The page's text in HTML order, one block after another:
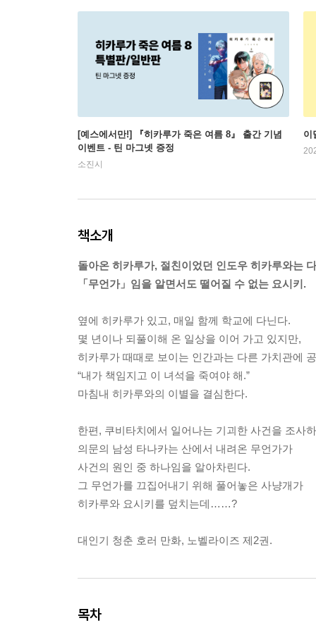
[예스에서만!] 『히카루가 죽은 여름 8』 출간 기념
이벤트 - 틴 마그넷 증정
소진시
이
책소개
돌아온 히카루가, 절친이었던 인도우 히카루와는
「무언가」임을 알면서도 떨어질 수 없는 요시키.
옆에 히카루가 있고, 매일 함께 학교에 다닌다.
몇 년이나 되풀이해 온 일상을 이어 가고 있지만,
히카루가 때때로 보이는 인간과는 다른 가치관에
“내가 책임지고 이 녀석을 죽여야 해.”
마침내 히카루와의 이별을 결심한다.
한편, 쿠비타치에서 일어나는 기괴한 사건을 조사
의문의 남성 타나카는 산에서 내려온 무언가가
사건의 원인 중 하나임을 알아차린다.
그 무언가를 끄집어내기 위해 풀어놓은 사냥개가
히카루와 요시키를 덮치는데……?
대인기 청춘 호러 만화, 노벨라이즈 제2권.
목차